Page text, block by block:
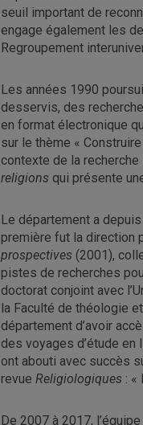
seuil important de
engage également les
Regroupement
Les années 1990
desservis, des
en format électronique
sur le thème «
contexte de la
religions qui présente
Le département a
première fut la direction
prospectives (2001),
pistes de recherches
doctorat conjoint avec
la Faculté de théologie
département d’avoir
des voyages d’étude
ont abouti avec succès
revue Religiologiques : «
De 2007 à 2017,